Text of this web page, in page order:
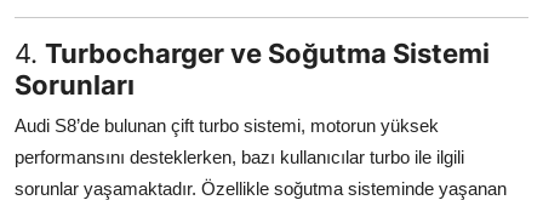
4. Turbocharger ve Soğutma Sistemi
Sorunları
Audi S8’de bulunan çift turbo sistemi, motorun yüksek
performansını desteklerken, bazı kullanıcılar turbo ile ilgili
sorunlar yaşamaktadır. Özellikle soğutma sisteminde yaşanan